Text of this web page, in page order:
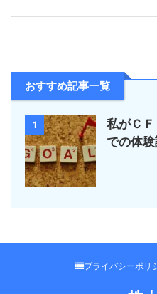
おすすめ記事一覧
1
私がＣ
での体
プライバシーポリ